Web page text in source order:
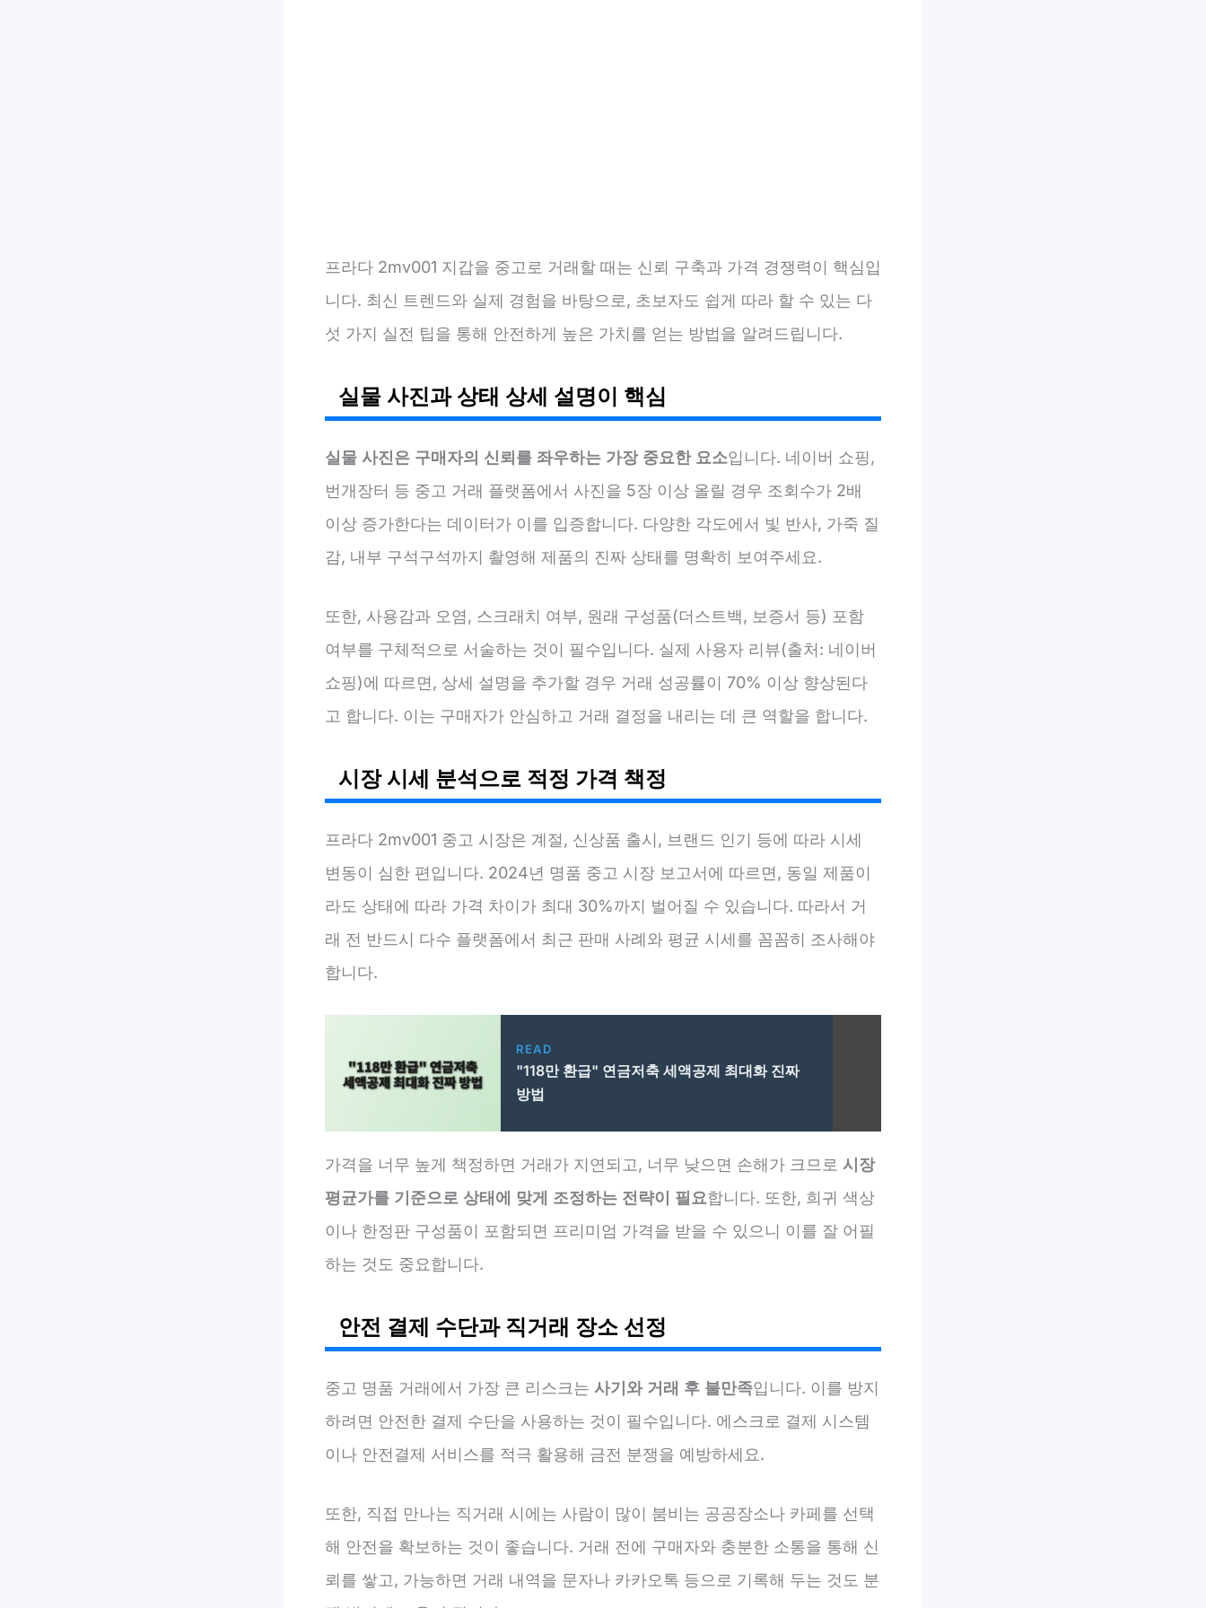
프라다 2mv001 지갑을 중고로 거래할 때는 신뢰 구축과 가격 경쟁력이 핵심입
니다. 최신 트렌드와 실제 경험을 바탕으로, 초보자도 쉽게 따라 할 수 있는 다
섯 가지 실전 팁을 통해 안전하게 높은 가치를 얻는 방법을 알려드립니다.
실물 사진과 상태 상세 설명이 핵심
실물 사진은 구매자의 신뢰를 좌우하는 가장 중요한 요소입니다. 네이버 쇼핑,
번개장터 등 중고 거래 플랫폼에서 사진을 5장 이상 올릴 경우 조회수가 2배
이상 증가한다는 데이터가 이를 입증합니다. 다양한 각도에서 빛 반사, 가죽 질
감, 내부 구석구석까지 촬영해 제품의 진짜 상태를 명확히 보여주세요.
또한, 사용감과 오염, 스크래치 여부, 원래 구성품(더스트백, 보증서 등) 포함
여부를 구체적으로 서술하는 것이 필수입니다. 실제 사용자 리뷰(출처: 네이버
쇼핑)에 따르면, 상세 설명을 추가할 경우 거래 성공률이 70% 이상 향상된다
고 합니다. 이는 구매자가 안심하고 거래 결정을 내리는 데 큰 역할을 합니다.
시장 시세 분석으로 적정 가격 책정
프라다 2mv001 중고 시장은 계절, 신상품 출시, 브랜드 인기 등에 따라 시세
변동이 심한 편입니다. 2024년 명품 중고 시장 보고서에 따르면, 동일 제품이
라도 상태에 따라 가격 차이가 최대 30%까지 벌어질 수 있습니다. 따라서 거
래 전 반드시 다수 플랫폼에서 최근 판매 사례와 평균 시세를 꼼꼼히 조사해야
합니다.
READ
"118만 환급" 연금저축 세액공제 최대화 진짜
방법
가격을 너무 높게 책정하면 거래가 지연되고, 너무 낮으면 손해가 크므로 시장
평균가를 기준으로 상태에 맞게 조정하는 전략이 필요합니다. 또한, 희귀 색상
이나 한정판 구성품이 포함되면 프리미엄 가격을 받을 수 있으니 이를 잘 어필
하는 것도 중요합니다.
안전 결제 수단과 직거래 장소 선정
중고 명품 거래에서 가장 큰 리스크는 사기와 거래 후 불만족입니다. 이를 방지
하려면 안전한 결제 수단을 사용하는 것이 필수입니다. 에스크로 결제 시스템
이나 안전결제 서비스를 적극 활용해 금전 분쟁을 예방하세요.
또한, 직접 만나는 직거래 시에는 사람이 많이 붐비는 공공장소나 카페를 선택
해 안전을 확보하는 것이 좋습니다. 거래 전에 구매자와 충분한 소통을 통해 신
뢰를 쌓고, 가능하면 거래 내역을 문자나 카카오톡 등으로 기록해 두는 것도 분